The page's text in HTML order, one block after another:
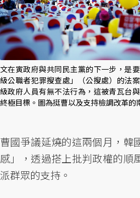
文在寅政府與共同民主黨的下一步，是
級公職者犯罪搜查處」（公搜處）的法
級政府人員有無不法行為，這被青瓦台
終極目標。圖為挺曹以及支持檢調改革的
曹國爭議延燒的這兩個月，韓
感」，透過搭上批判政權的順
派群眾的支持。